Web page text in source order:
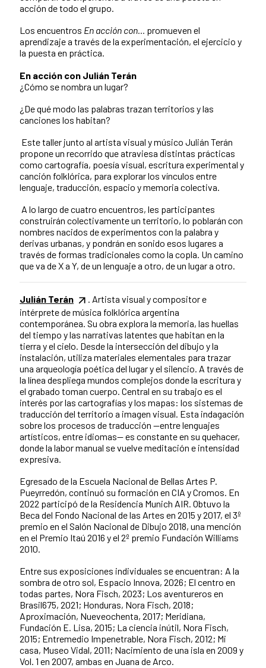
acción de todo el grupo.
Los encuentros En acción con… promueven el
aprendizaje a través de la experimentación, el ejercicio y
la puesta en práctica.
En acción con Julián Terán
¿Cómo se nombra un lugar?
¿De qué modo las palabras trazan territorios y las
canciones los habitan?
Este taller junto al artista visual y músico Julián Terán
propone un recorrido que atraviesa distintas prácticas
como cartografía, poesía visual, escritura experimental y
canción folklórica, para explorar los vínculos entre
lenguaje, traducción, espacio y memoria colectiva.
A lo largo de cuatro encuentros, les participantes
construirán colectivamente un territorio, lo poblarán con
nombres nacidos de experimentos con la palabra y
derivas urbanas, y pondrán en sonido esos lugares a
través de formas tradicionales como la copla. Un camino
que va de X a Y, de un lenguaje a otro, de un lugar a otro.
Julián Terán
. Artista visual y compositor e
intérprete de música folklórica argentina
contemporánea. Su obra explora la memoria, las huellas
del tiempo y las narrativas latentes que habitan en la
tierra y el cielo. Desde la intersección del dibujo y la
instalación, utiliza materiales elementales para trazar
una arqueología poética del lugar y el silencio. A través de
la línea despliega mundos complejos donde la escritura y
el grabado toman cuerpo. Central en su trabajo es el
interés por las cartografías y los mapas: los sistemas de
traducción del territorio a imagen visual. Esta indagación
sobre los procesos de traducción —entre lenguajes
artísticos, entre idiomas— es constante en su quehacer,
donde la labor manual se vuelve meditación e intensidad
expresiva.
Egresado de la Escuela Nacional de Bellas Artes P.
Pueyrredón, continuó su formación en CIA y Cromos. En
2022 participó de la Residencia Munich AIR. Obtuvo la
Beca del Fondo Nacional de las Artes en 2015 y 2017, el 3º
premio en el Salón Nacional de Dibujo 2018, una mención
en el Premio Itaú 2016 y el 2º premio Fundación Williams
2010.
Entre sus exposiciones individuales se encuentran: A la
sombra de otro sol, Espacio Innova, 2026; El centro en
todas partes, Nora Fisch, 2023; Los aventureros en
Brasil675, 2021; Honduras, Nora Fisch, 2018;
Aproximación, Nueveochenta, 2017; Meridiana,
Fundación E. Lisa, 2015; La ciencia inútil, Nora Fisch,
2015; Entremedio Impenetrable, Nora Fisch, 2012; Mi
casa, Museo Vidal, 2011; Nacimiento de una isla en 2009 y
Vol. 1 en 2007, ambas en Juana de Arco.